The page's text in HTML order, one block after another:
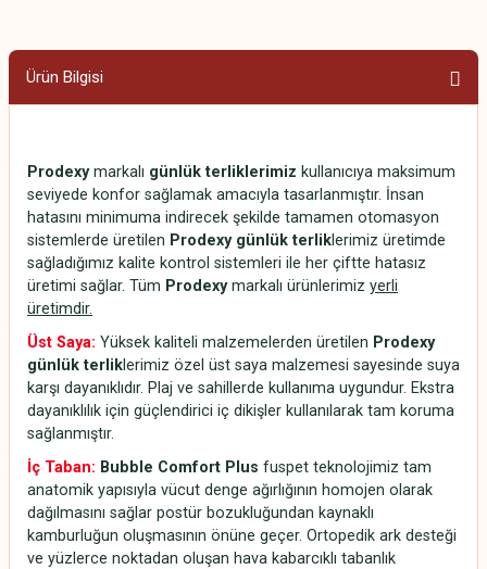
Ürün Bilgisi
Prodexymarkalı günlük terliklerimiz kullanıcıya maksimum
seviyede konfor sağlamak amacıyla tasarlanmıştır. İnsan
hatasını minimuma indirecek şekilde tamamen otomasyon
sistemlerde üretilen Prodexy günlük terliklerimiz üretimde
sağladığımız kalite kontrol sistemleri ile her çiftte hatasız
üretimi sağlar. Tüm Prodexymarkalı ürünlerimiz yerli
üretimdir.
Üst Saya: Yüksek kaliteli malzemelerden üretilen Prodexy
günlük terliklerimiz özel üst saya malzemesi sayesinde suya
karşı dayanıklıdır. Plaj ve sahillerde kullanıma uygundur. Ekstra
dayanıklılık için güçlendirici iç dikişler kullanılarak tam koruma
sağlanmıştır.
İç Taban: Bubble Comfort Plus fuspet teknolojimiz tam
anatomik yapısıyla vücut denge ağırlığının homojen olarak
dağılmasını sağlar postür bozukluğundan kaynaklı
kamburluğun oluşmasının önüne geçer. Ortopedik ark desteği
ve yüzlerce noktadan oluşan hava kabarcıklı tabanlık